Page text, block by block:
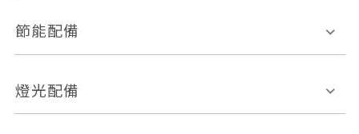
車道偏離警示
自動停車系統 盲點偵測系統
倒車雷達
外部音源接入
節能配備
引擎啟閉系統
燈光配備